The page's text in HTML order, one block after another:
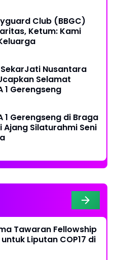
Club (BBGC)
Ketum: Kami
Nusantara
Selamat
1 Gerengseng
1 Gerengseng di Braga
Ajang Silaturahmi Seni
Tawaran Fellowship
Liputan COP17 di